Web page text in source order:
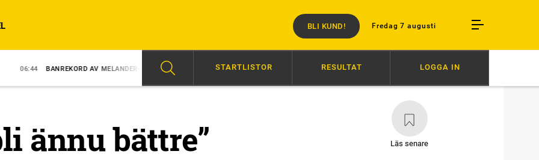
Fredag 7 augusti
BLI KUND!
AV MELANDER-STO 6/8 SVENSK SUCCÉ I PARIS 09:03 NY VM-CHANS FÖR POWWOW ZERON OCH BARTLETT I OLYCKA
STARTLISTOR RESULTAT LOGGA IN
Läs senare
ännu bättre”